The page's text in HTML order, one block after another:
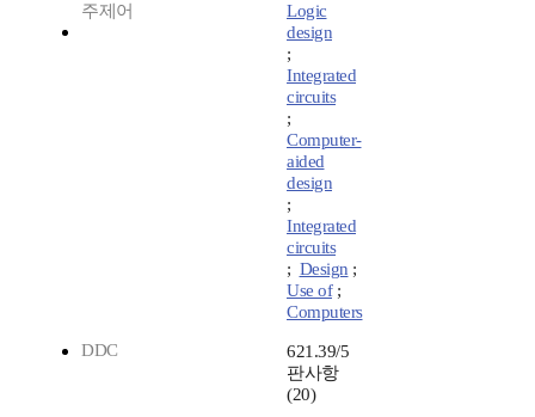
주제어
Logic
design
;
Integrated
circuits
;
Computer-
aided
design
;
Integrated
circuits
; Design ;
Use of;
Computers
DDC
621.39/5
판사항
(20)